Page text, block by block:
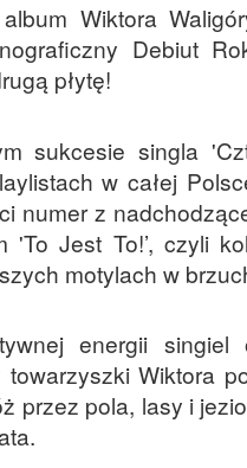
Wiktora
Debiut
płytę!
sukcesie singla
w całej
numer z
'To Jest To!’, czyli
motylach w
energii
towarzyszki Wiktora
przez pola, lasy i